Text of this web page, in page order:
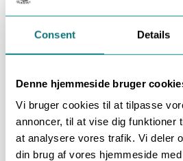
Consent Details
Denne hjemmeside bruger
Vi bruger cookies til at tilpasse
annoncer, til at vise dig funktioner
at analysere vores trafik. Vi deler
din brug af vores hjemmeside
smid det ud eller i
rydder op efter aftenen
stil enkelte gaver i
især tekstiler og bøger
Når gæster, kufferter og poser
præcis samme logik som efter
kan hente flere idéer iundgå